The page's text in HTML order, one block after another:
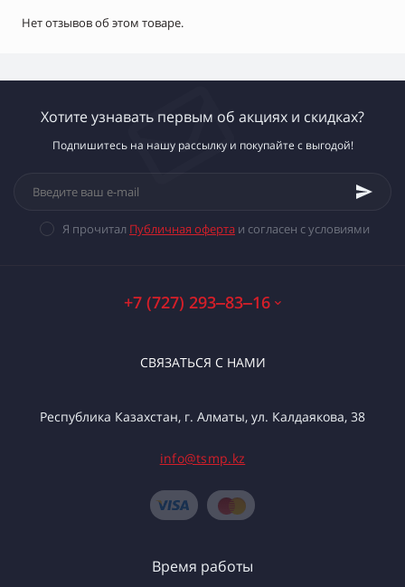
Нет отзывов об этом товаре.
Хотите узнавать первым об акциях и скидках?
Подпишитесь на нашу рассылку и покупайте с выгодой!
Я прочитал Публичная оферта и согласен с условиями
+7 (727) 293‒83‒16
СВЯЗАТЬСЯ С НАМИ
Республика Казахстан, г. Алматы, ул. Калдаякова, 38
info@tsmp.kz
Время работы